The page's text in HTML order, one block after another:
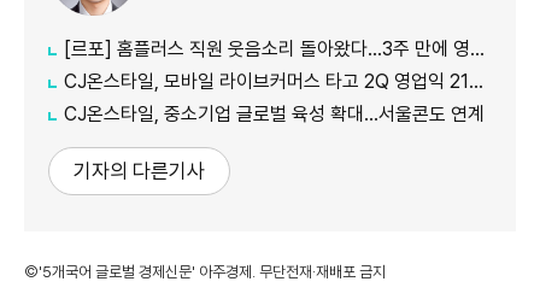
[르포] 홈플러스 직원 웃음소리 돌아왔다…3주 만에 영업 재개 채비
CJ온스타일, 모바일 라이브커머스 타고 2Q 영업익 21%↑
CJ온스타일, 중소기업 글로벌 육성 확대…서울콘도 연계
기자의 다른기사
©'5개국어 글로벌 경제신문' 아주경제. 무단전재·재배포 금지